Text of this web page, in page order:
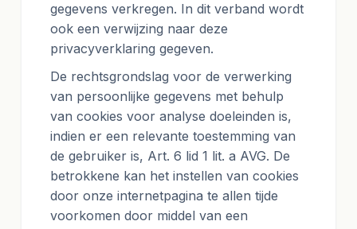
gegevens verkregen. In dit verband wordt
ook een verwijzing naar deze
privacyverklaring gegeven.
De rechtsgrondslag voor de verwerking
van persoonlijke gegevens met behulp
van cookies voor analyse doeleinden is,
indien er een relevante toestemming van
de gebruiker is, Art. 6 lid 1 lit. a AVG. De
betrokkene kan het instellen van cookies
door onze internetpagina te allen tijde
voorkomen door middel van een